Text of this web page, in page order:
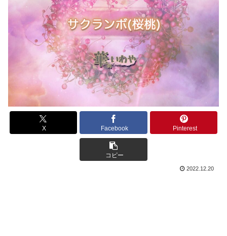
X Facebook Pinterest
コピー
2022.12.20